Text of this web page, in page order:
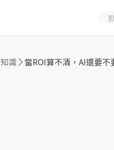
知識 當ROI算不清，AI還要不